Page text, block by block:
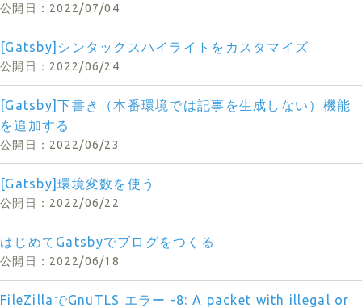
2022/07/04
[Gatsby]シンタックスハイライトをカスタマイズ
2022/06/24
[Gatsby]下書き（本番環境では記事を生成しない）機能
を追加する
2022/06/23
[Gatsby]環境変数を使う
2022/06/22
はじめてGatsbyでブログをつくる
2022/06/18
FileZillaでGnuTLS エラー -8: A packet with illegal or